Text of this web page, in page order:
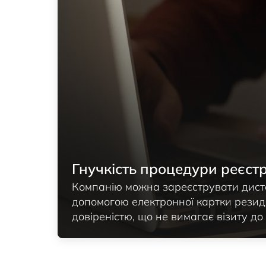
Гнучкість процедури
Компанію можна зареєструвати
допомогою електронної картки
довіреністю, що не вимагає візиту до